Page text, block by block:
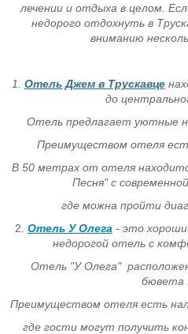
лечении и отдыха в целом.
недорого отдохнуть в
вниманию
1. Отель Джем в Трускавце
до
Отель предлагает уютные
Преимуществом отеля
В 50 метрах от отеля
Песня" с
где можна пройти
2. Отель У Олега - это
недорогой отель с
Отель "У Олега"
бювета
Преимуществом отеля есть
где гости могут получить